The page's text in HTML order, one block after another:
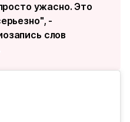
ужасно. Это
-
слов